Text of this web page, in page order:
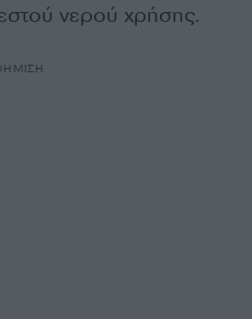
νερού χρήσης.